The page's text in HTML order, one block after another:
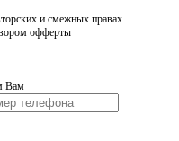
и смежных правах.
офферты
Вам